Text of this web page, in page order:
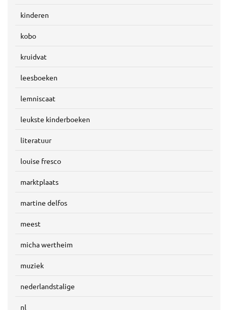
kinderen
kobo
kruidvat
leesboeken
lemniscaat
leukste kinderboeken
literatuur
louise fresco
marktplaats
martine delfos
meest
micha wertheim
muziek
nederlandstalige
nl